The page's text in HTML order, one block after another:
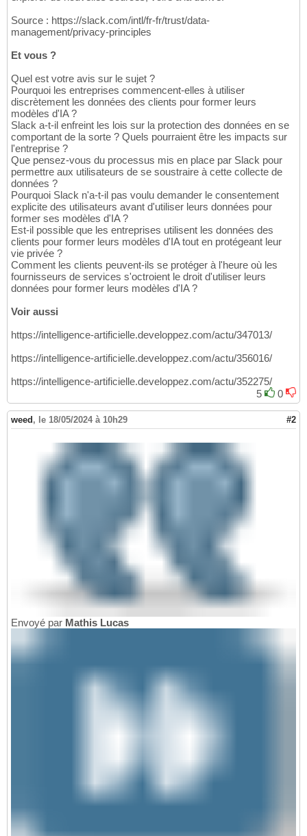
Source : https://slack.com/intl/fr-fr/trust/data-
management/privacy-principles
Et vous ?
Quel est votre avis sur le sujet ?
Pourquoi les entreprises commencent-elles à utiliser
discrètement les données des clients pour former leurs
modèles d'IA ?
Slack a-t-il enfreint les lois sur la protection des données en se
comportant de la sorte ? Quels pourraient être les impacts sur
l'entreprise ?
Que pensez-vous du processus mis en place par Slack pour
permettre aux utilisateurs de se soustraire à cette collecte de
données ?
Pourquoi Slack n'a-t-il pas voulu demander le consentement
explicite des utilisateurs avant d'utiliser leurs données pour
former ses modèles d'IA ?
Est-il possible que les entreprises utilisent les données des
clients pour former leurs modèles d'IA tout en protégeant leur
vie privée ?
Comment les clients peuvent-ils se protéger à l'heure où les
fournisseurs de services s'octroient le droit d'utiliser leurs
données pour former leurs modèles d'IA ?
Voir aussi
https://intelligence-artificielle.developpez.com/actu/347013/
https://intelligence-artificielle.developpez.com/actu/356016/
https://intelligence-artificielle.developpez.com/actu/352275/
5
0
weed, le 18/05/2024 à 10h29 #2
Envoyé par Mathis Lucas